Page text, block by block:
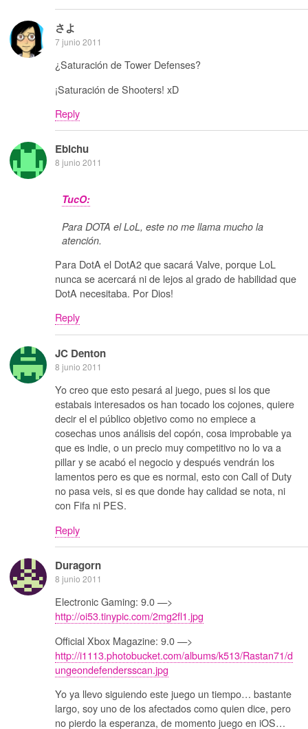
さよ
7 junio 2011
¿Saturación de Tower Defenses?
¡Saturación de Shooters! xD
Reply
Ebichu
8 junio 2011
TucO:
Para DOTA el LoL, este no me llama mucho la
atención.
Para DotA el DotA2 que sacará Valve, porque LoL
nunca se acercará ni de lejos al grado de habilidad que
DotA necesitaba. Por Dios!
Reply
JC Denton
8 junio 2011
Yo creo que esto pesará al juego, pues si los que
estabais interesados os han tocado los cojones, quiere
decir el el público objetivo como no empiece a
cosechas unos análisis del copón, cosa improbable ya
que es indie, o un precio muy competitivo no lo va a
pillar y se acabó el negocio y después vendrán los
lamentos pero es que es normal, esto con Call of Duty
no pasa veis, si es que donde hay calidad se nota, ni
con Fifa ni PES.
Reply
Duragorn
8 junio 2011
Electronic Gaming: 9.0 —>
http://oi53.tinypic.com/2mg2fl1.jpg
Official Xbox Magazine: 9.0 —>
http://i1113.photobucket.com/albums/k513/Rastan71/d
ungeondefendersscan.jpg
Yo ya llevo siguiendo este juego un tiempo… bastante
largo, soy uno de los afectados como quien dice, pero
no pierdo la esperanza, de momento juego en iOS…